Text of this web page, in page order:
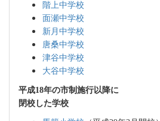
階上中学校
面瀬中学校
新月中学校
唐桑中学校
津谷中学校
大谷中学校
平成18年の市制施行以降に
閉校した学校